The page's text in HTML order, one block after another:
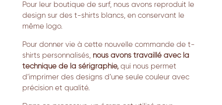
Pour leur boutique de surf, nous avons reproduit le
design sur des t-shirts blancs, en conservant le
même logo.
Pour donner vie à cette nouvelle commande de t-
shirts personnalisés, nous avons travaillé avec la
technique de la sérigraphie,qui nous permet
d’imprimer des designs d’une seule couleur avec
précision et qualité.